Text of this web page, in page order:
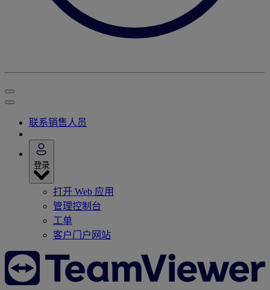
联系销售人员
登录
打开 Web 应用
管理控制台
工单
客户门户网站